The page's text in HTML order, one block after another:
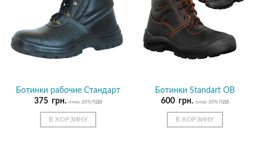
Ботинки рабочие Стандарт
375 грн. плюс 20% ПДВ
В КОРЗИНУ
Ботинки Standart OB
600 грн. плюс 20% ПДВ
В КОРЗИНУ